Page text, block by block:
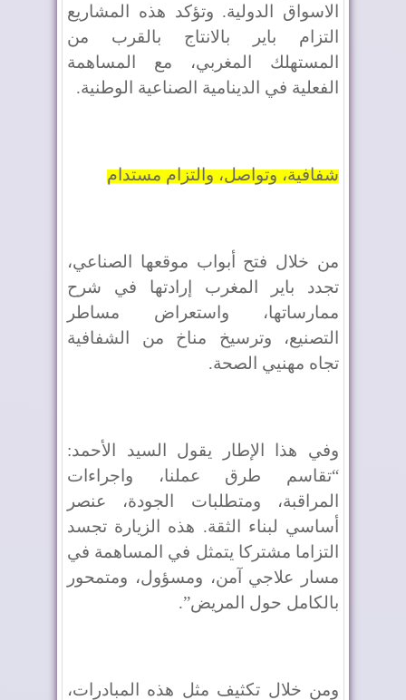
الاسواق الدولية. وتؤكد هذه المشاريع
التزام باير بالانتاج بالقرب من
المستهلك المغربي، مع المساهمة
الفعلية في الدينامية الصناعية الوطنية.
شفافية، وتواصل، والتزام مستدام
من خلال فتح أبواب موقعها الصناعي،
تجدد باير المغرب إرادتها في شرح
ممارساتها، واستعراض مساطر
التصنيع، وترسيخ مناخ من الشفافية
تجاه مهنيي الصحة.
وفي هذا الإطار يقول السيد الأحمد:
“تقاسم طرق عملنا، واجراءات
المراقبة، ومتطلبات الجودة، عنصر
أساسي لبناء الثقة. هذه الزيارة تجسد
التزاما مشتركا يتمثل في المساهمة في
مسار علاجي آمن، ومسؤول، ومتمحور
بالكامل حول المريض”.
ومن خلال تكثيف مثل هذه المبادرات،